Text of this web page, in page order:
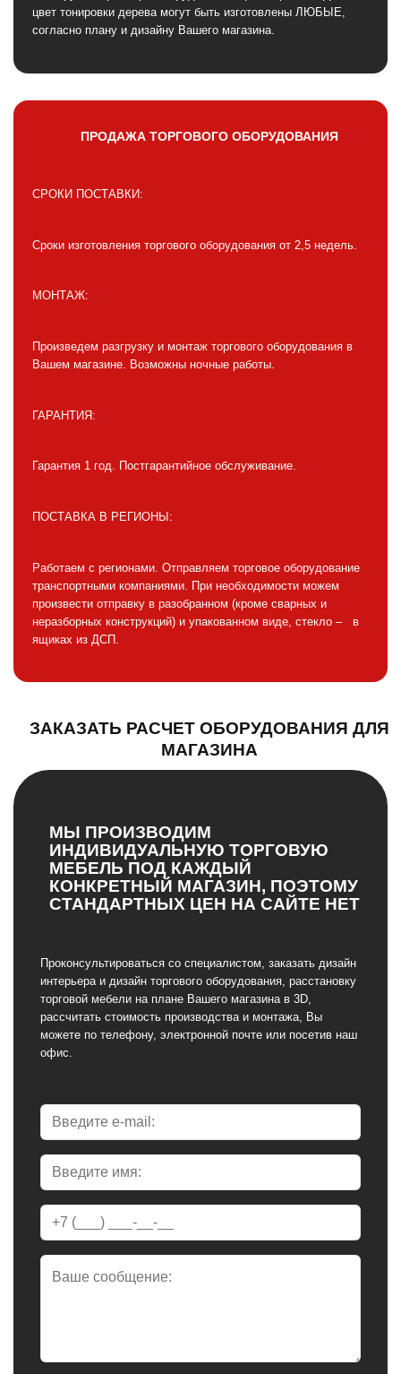
цвет тонировки дерева могут быть изготовлены ЛЮБЫЕ,
согласно плану и дизайну Вашего магазина.
ПРОДАЖА ТОРГОВОГО ОБОРУДОВАНИЯ
СРОКИ ПОСТАВКИ:
Сроки изготовления торгового оборудования от 2,5 недель.
МОНТАЖ:
Произведем разгрузку и монтаж торгового оборудования в
Вашем магазине. Возможны ночные работы.
ГАРАНТИЯ:
Гарантия 1 год. Постгарантийное обслуживание.
ПОСТАВКА В РЕГИОНЫ:
Работаем с регионами. Отправляем торговое оборудование
транспортными компаниями. При необходимости можем
произвести отправку в разобранном (кроме сварных и
неразборных конструкций) и упакованном виде, стекло – в
ящиках из ДСП.
ЗАКАЗАТЬ РАСЧЕТ ОБОРУДОВАНИЯ ДЛЯ
МАГАЗИНА
МЫ ПРОИЗВОДИМ
ИНДИВИДУАЛЬНУЮ ТОРГОВУЮ
МЕБЕЛЬ ПОД КАЖДЫЙ
КОНКРЕТНЫЙ МАГАЗИН, ПОЭТОМУ
СТАНДАРТНЫХ ЦЕН НА САЙТЕ НЕТ
Проконсультироваться со специалистом, заказать дизайн
интерьера и дизайн торгового оборудования, расстановку
торговой мебели на плане Вашего магазина в 3D,
рассчитать стоимость производства и монтажа, Вы
можете по телефону, электронной почте или посетив наш
офис.